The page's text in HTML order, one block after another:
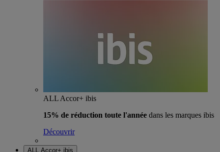
ALL Accor+ ibis
15% de réduction toute l'année dans les marques ibis
Découvrir
ALL Accor+ ibis